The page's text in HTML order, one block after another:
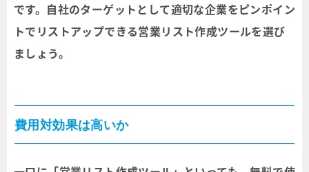
です。自社のターゲットとして適切な企業をピンポイン
トでリストアップできる営業リスト作成ツールを選び
ましょう。
費用対効果は高いか